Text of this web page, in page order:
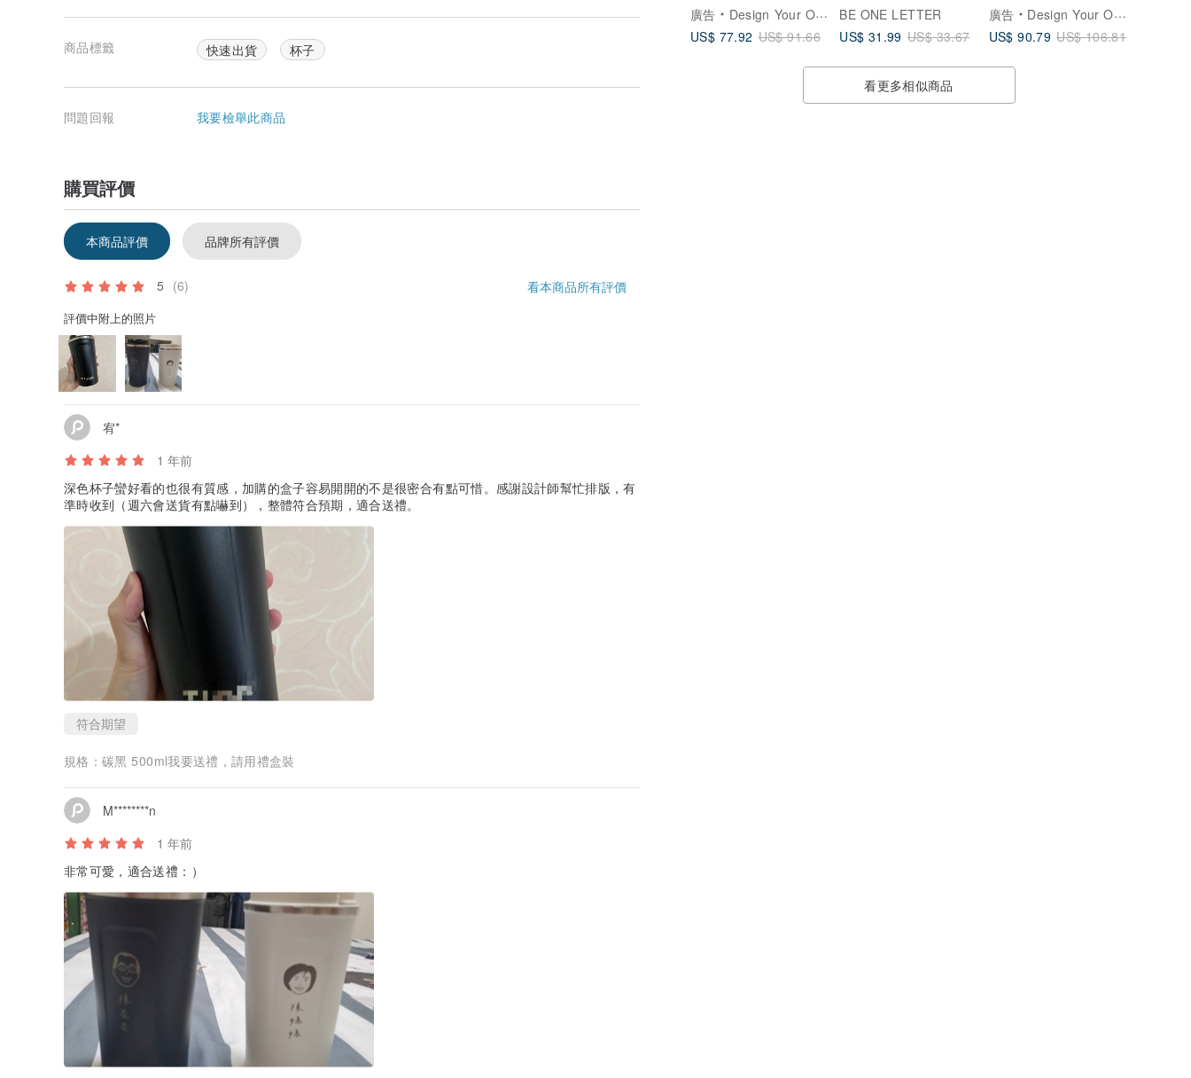
人像訂製 智能顯溫
廣告
Design Your Own Wine 香港酒瓶雕刻禮品專門店
US$ 77.92 US$ 91.66
BE ONE LETTER
US$ 31.99 US$ 33.67
意卡 似顏繪 人像訂製
廣告
Design Your Own Wine 香港酒瓶雕刻禮品專門店
US$ 90.79 US$ 106.81
看更多相似商品
商品標籤 快速出貨 杯子
問題回報 我要檢舉此商品
購買評價
本商品評價 品牌所有評價
5 (6) 看本商品所有評價
評價中附上的照片
宥*
1 年前
深色杯子蠻好看的也很有質感，加購的盒子容易開開的不是很密合有點可惜。感謝設計師幫忙排版，有
準時收到（週六會送貨有點嚇到），整體符合預期，適合送禮。
符合期望
規格：碳黑 500ml我要送禮，請用禮盒裝
M********n
1 年前
非常可愛，適合送禮：）